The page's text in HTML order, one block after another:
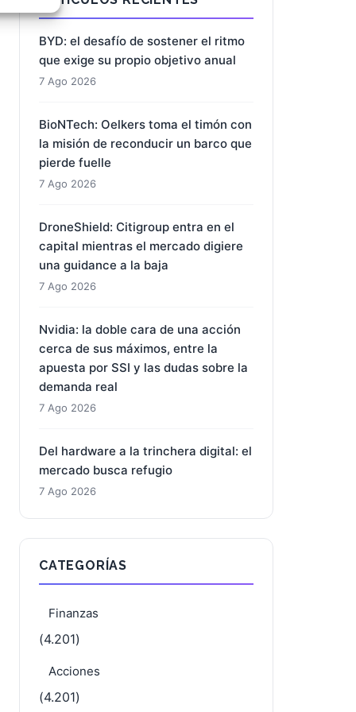
activo
BYD: el desafío de sostener el ritmo
que exige su propio objetivo anual
7 Ago 2026
BioNTech: Oelkers toma el timón con
la misión de reconducir un barco que
pierde fuelle
7 Ago 2026
DroneShield: Citigroup entra en el
capital mientras el mercado digiere
una guidance a la baja
7 Ago 2026
Nvidia: la doble cara de una acción
cerca de sus máximos, entre la
apuesta por SSI y las dudas sobre la
demanda real
7 Ago 2026
Del hardware a la trinchera digital: el
mercado busca refugio
7 Ago 2026
CATEGORÍAS
Finanzas
(4.201)
Acciones
(4.201)